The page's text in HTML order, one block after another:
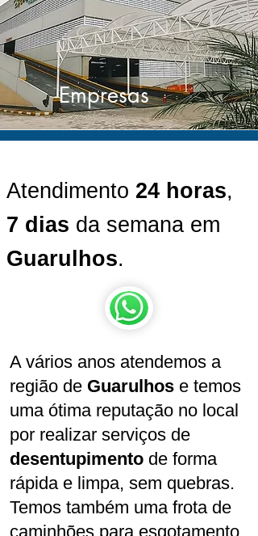
Empresas
Atendimento 24 horas,
7 dias da semana em
Guarulhos.
A vários anos atendemos a
região de Guarulhos e temos
uma ótima reputação no local
por realizar serviços de
desentupimento de forma
rápida e limpa, sem quebras.
Temos também uma frota de
caminhões para esgotamento